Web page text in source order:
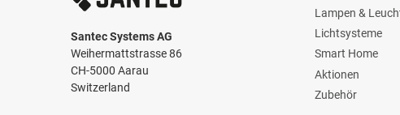
Santec Systems AG
Weihermattstrasse 86
CH-5000 Aarau
Switzerland
Lampen &
Lichtsysteme
Smart Home
Aktionen
Zubehör